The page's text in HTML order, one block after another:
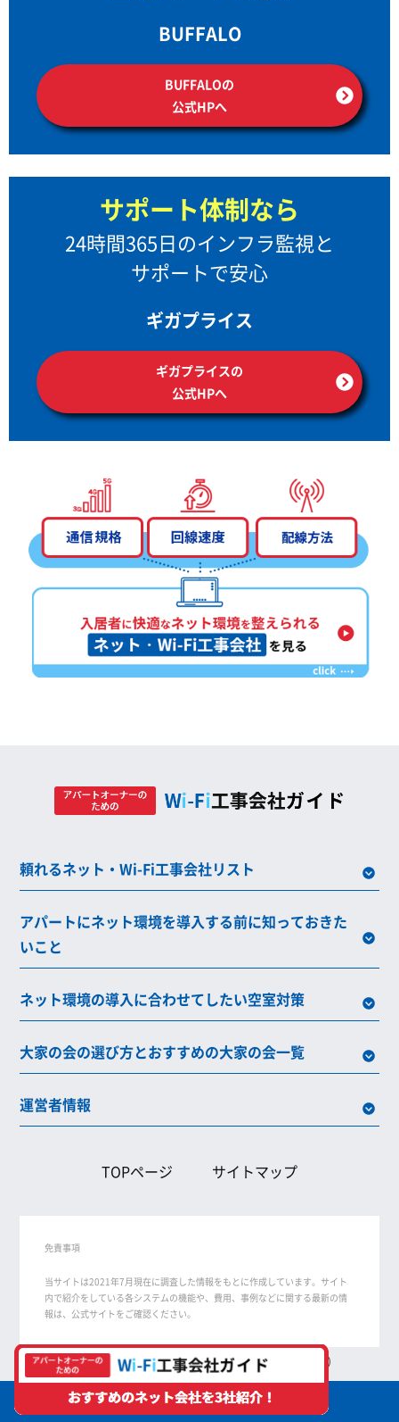
BUFFALO
BUFFALOの
公式HPへ
サポート体制なら
24時間365日のインフラ監視と
サポートで安心
ギガプライス
ギガプライスの
公式HPへ
頼れるネット・Wi-Fi工事会社リスト
アパートにネット環境を導入する前に知っておきた
いこと
ネット環境の導入に合わせてしたい空室対策
大家の会の選び方とおすすめの大家の会一覧
運営者情報
TOPページ サイトマップ
免責事項
当サイトは2021年7月現在に調査した情報をもとに作成しています。サイト
内で紹介をしている各システムの機能や、費用、事例などに関する最新の情
報は、公式サイトをご確認ください。
無断転用禁止（Unauthorized copying prohibited.）
(C) アパートオーナーのためのWi-Fi工事会社ガイド